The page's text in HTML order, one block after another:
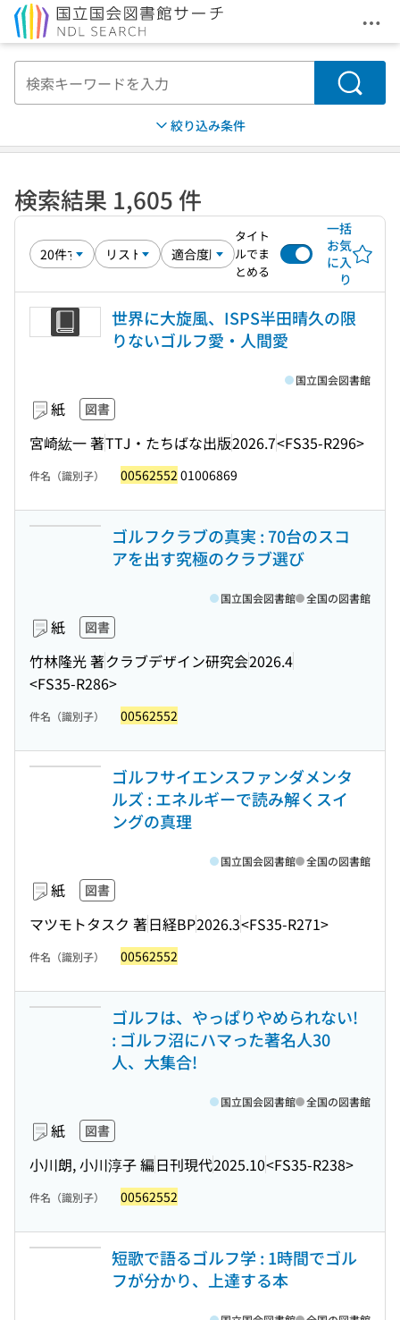
メ
検索
絞り込み条件
検索結果 1,605 件
タイト
ルでま
とめる
一括
お気
に入
り
世界に大旋風、ISPS半田晴久の限
りないゴルフ愛・人間愛
紙 図書
宮崎紘一 著TTJ・たちばな出版2026.7<FS35-R296>
国立国会図書館
件名（識別子） 00562552 01006869
ゴルフクラブの真実 : 70台のスコ
アを出す究極のクラブ選び
紙 図書
竹林隆光 著クラブデザイン研究会2026.4
<FS35-R286>
国立国会図書館 全国の図書館
件名（識別子） 00562552
ゴルフサイエンスファンダメンタ
ルズ : エネルギーで読み解くスイ
ングの真理
紙 図書
マツモトタスク 著日経BP2026.3<FS35-R271>
国立国会図書館 全国の図書館
件名（識別子） 00562552
ゴルフは、やっぱりやめられない!
: ゴルフ沼にハマった著名人30
人、大集合!
紙 図書
小川朗, 小川淳子 編日刊現代2025.10<FS35-R238>
国立国会図書館 全国の図書館
件名（識別子） 00562552
短歌で語るゴルフ学 : 1時間でゴル
フが分かり、上達する本